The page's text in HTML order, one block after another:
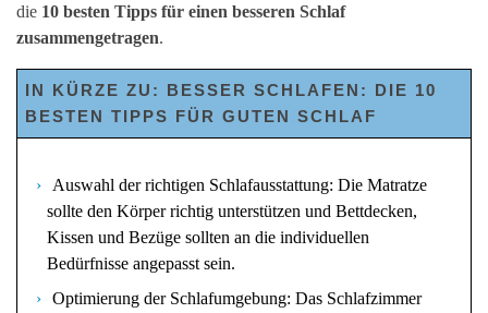
die 10 besten Tipps für einen besseren Schlaf
zusammengetragen.
IN KÜRZE ZU: BESSER SCHLAFEN: DIE 10
BESTEN TIPPS FÜR GUTEN SCHLAF
Auswahl der richtigen Schlafausstattung: Die Matratze
sollte den Körper richtig unterstützen und Bettdecken,
Kissen und Bezüge sollten an die individuellen
Bedürfnisse angepasst sein.
Optimierung der Schlafumgebung: Das Schlafzimmer